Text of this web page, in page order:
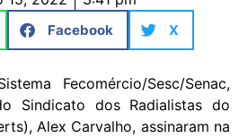
Facebook X
Fecomércio/Sesc/Senac,
Sindicato dos Radialistas do
Alex Carvalho, assinaram na